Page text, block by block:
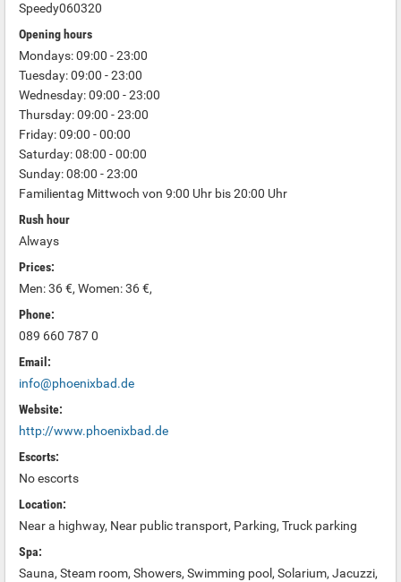
Speedy060320
Opening hours
Mondays: 09:00 - 23:00
Tuesday: 09:00 - 23:00
Wednesday: 09:00 - 23:00
Thursday: 09:00 - 23:00
Friday: 09:00 - 00:00
Saturday: 08:00 - 00:00
Sunday: 08:00 - 23:00
Familientag Mittwoch von 9:00 Uhr bis 20:00 Uhr
Rush hour
Always
Prices:
Men: 36 €, Women: 36 €,
Phone:
089 660 787 0
Email:
info@phoenixbad.de
Website:
http://www.phoenixbad.de
Escorts:
No escorts
Location:
Near a highway, Near public transport, Parking, Truck parking
Spa:
Sauna, Steam room, Showers, Swimming pool, Solarium, Jacuzzi,